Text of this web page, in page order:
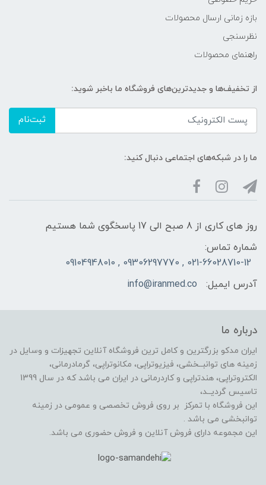
بازه زمانی ارسال محصولات
نظرسنجی
راهنمای محصولات
از تخفیف‌ها و جدیدترین‌های فروشگاه ما باخبر شوید:
ثبت‌نام
ما را در شبکه‌های اجتماعی دنبال کنید:
روز های کاری از 8 صبح الی 17 پاسخگوی شما هستیم
شماره تماس:
021-66028710-12 , 09306297770 , 09104948010
آدرس ایمیل:
info@iranmed.co
درباره ما
ایران مدکو بزرگترین و کامل ترین فروشگاه آنلاین تجهیزات و وسایل در
زمینه های توانبــخشی، فیزیوتراپی، مکانوتراپی، گرمادرمانی،
الکتروتراپی، هندتراپی و کاردرمانی در ایران می باشد که در سال 1399
تاسیس گردیــد،
این فروشگاه با تمرکز بر روی فروش تخصصی و عمومی در زمینه
توانبخشی می باشد .
این مجموعه دارای فروش آنلاین و فروش حضوری می باشد.